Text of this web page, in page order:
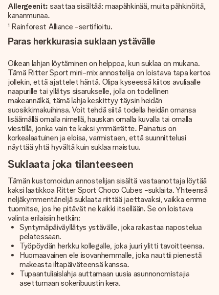
Allergeenit: saattaa sisältää: maapähkinää, muita pähkinöitä,
kananmunaa.
¹ Rainforest Alliance -sertifioitu.
Paras herkkurasia suklaan ystävälle
Oikean lahjan löytäminen on helppoa, kun suklaa on mukana.
Tämä Ritter Sport mini-mix annostelija on loistava tapa kertoa
jollekin, että ajattelet häntä. Olipa kyseessä kiitos avuliaalle
naapurille tai yllätys sisarukselle, jolla on todellinen
makeannälkä, tämä lahja keskittyy täysin heidän
suosikkimakuihinsa. Voit tehdä siitä todella heidän omansa
lisäämällä omalla nimellä, hauskan omalla kuvalla tai omalla
viestillä, jonka vain te kaksi ymmärrätte. Painatus on
korkealaatuinen ja eloisa, varmistaen, että suunnittelusi
näyttää yhtä hyvältä kuin suklaa maistuu.
Suklaata joka tilanteeseen
Tämän kustomoidun annostelijan sisältä vastaanottaja löytää
kaksi laatikkoa Ritter Sport Choco Cubes -suklaita. Yhteensä
neljäkymmentäneljä suklaata riittää jaettavaksi, vaikka emme
tuomitse, jos he pitävät ne kaikki itsellään. Se on loistava
valinta erilaisiin hetkiin:
Syntymäpäiväyllätys ystävälle, joka rakastaa napostelua
pelatessaan.
Työpöydän herkku kollegalle, joka juuri ylitti tavoitteensa.
Huomaavainen ele isovanhemmalle, joka nauttii pienestä
makeasta iltapäiväteensä kanssa.
Tupaantuliaislahja auttamaan uusia asunnonomistajia
asettumaan sokeribuustin kera.